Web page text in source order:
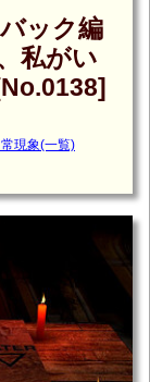
ック編
私がい
現象(一覧)